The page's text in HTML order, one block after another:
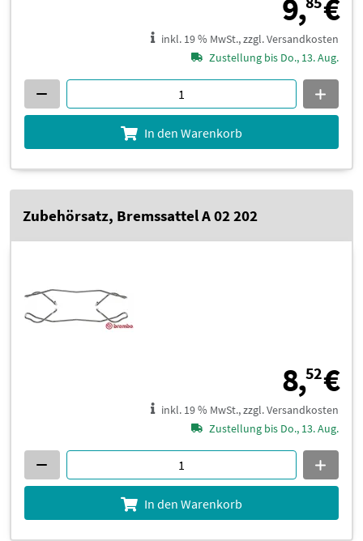
9, €
inkl. 19 % MwSt., zzgl. Versandkosten
Zustellung bis Do., 13. Aug.
In den Warenkorb
Zubehörsatz, Bremssattel A 02 202
8,52€
inkl. 19 % MwSt., zzgl. Versandkosten
Zustellung bis Do., 13. Aug.
In den Warenkorb